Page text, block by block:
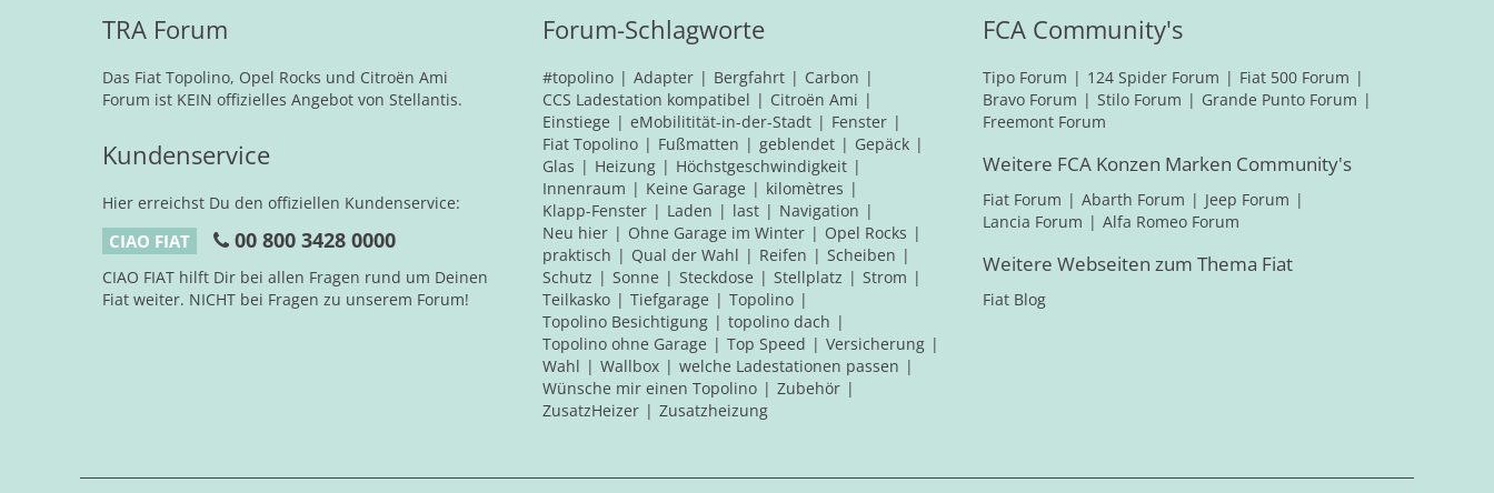
TRA Forum
Das Fiat Topolino, Opel Rocks und Citroën Ami
Forum ist KEIN offizielles Angebot von Stellantis.
Kundenservice
Hier erreichst Du den offiziellen Kundenservice:
CIAO FIAT 00 800 3428 0000
CIAO FIAT hilft Dir bei allen Fragen rund um Deinen
Fiat weiter. NICHT bei Fragen zu unserem Forum!
Forum-Schlagworte
#topolino Adapter Bergfahrt
Carbon
CCS Ladestation kompatibel
Citroën Ami
Einstiege
eMobilitität-in-der-Stadt
Fenster
Fiat Topolino
Fußmatten geblendet
Gepäck
Glas
Heizung
Höchstgeschwindigkeit
Innenraum
Keine Garage
kilomètres
Klapp-Fenster
Laden last
Navigation
Neu hier
Ohne Garage im Winter
Opel Rocks
praktisch
Qual der Wahl Reifen
Scheiben
Schutz
Sonne Steckdose Stellplatz
Strom
Teilkasko
Tiefgarage
Topolino
Topolino Besichtigung
topolino dach
Topolino ohne Garage
Top Speed
Versicherung
Wahl
Wallbox
welche Ladestationen passen
Wünsche mir einen Topolino
Zubehör
ZusatzHeizer
Zusatzheizung
FCA Community's
Tipo Forum 124 Spider Forum
Fiat 500 Forum
Bravo Forum
Stilo Forum
Grande Punto Forum
Freemont Forum
Weitere FCA Konzen Marken Community's
Fiat Forum Abarth Forum
Jeep Forum
Lancia Forum
Alfa Romeo Forum
Weitere Webseiten zum Thema Fiat
Fiat Blog